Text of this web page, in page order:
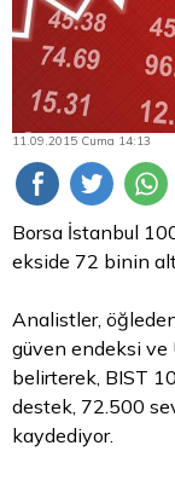
11.09.2015 Cuma 14:13
Borsa İstanbul
ekside 72 binin
Analistler,
güven endeksi
belirterek, BIST
destek, 72.500
kaydediyor.